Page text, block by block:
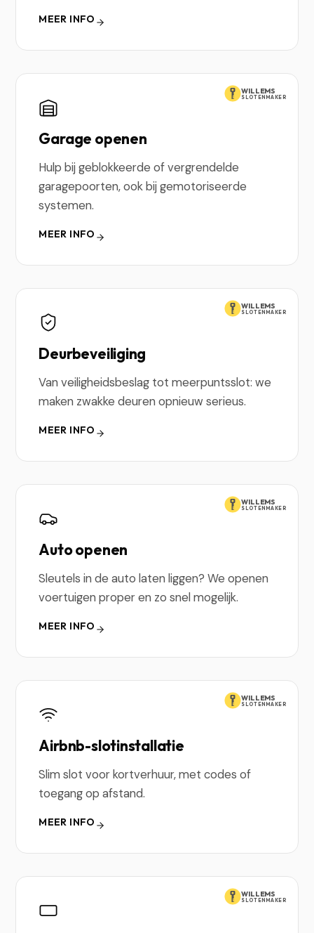
MEER INFO
WILLEMS
SLOTENMAKER
Garage openen
Hulp bij geblokkeerde of vergrendelde
garagepoorten, ook bij gemotoriseerde
systemen.
MEER INFO
WILLEMS
SLOTENMAKER
Deurbeveiliging
Van veiligheidsbeslag tot meerpuntsslot: we
maken zwakke deuren opnieuw serieus.
MEER INFO
WILLEMS
SLOTENMAKER
Auto openen
Sleutels in de auto laten liggen? We openen
voertuigen proper en zo snel mogelijk.
MEER INFO
WILLEMS
SLOTENMAKER
Airbnb-slotinstallatie
Slim slot voor kortverhuur, met codes of
toegang op afstand.
MEER INFO
WILLEMS
SLOTENMAKER